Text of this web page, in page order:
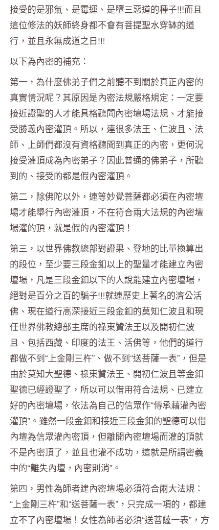
接受的是邪氣、是霉運、是墮三惡道的種子!!!而且
這位修法的妖師終身都不會有菩提聖水穿缽的道
行，並且永無成道之日!!!
以下為內密的補充：
第一，為什麼佛弟子們之前聽不到關於真正內密的
真實情況呢？其原因是內密法規嚴格規定：一定要
接近證聖的人才能具格聽聞內密壇場法規、才能接
受勝義內密灌頂。所以，連很多法王、仁波且、法
師、上師們都沒有資格聽聞到真正的內密，更何況
接受灌頂成為內密弟子？因此普通的佛弟子，所聽
到的、接受的都是假內密灌頂。
第二，除佛陀以外，連等妙覺菩薩都必須在內密壇
場才能舉行內密灌頂，不在符合兩大法規的內密壇
場灌的頂，就是假的內密灌頂！
第三，以世界佛教總部對證果、登地的比量換算出
的段位，至少要三段金釦以上的聖量才能建立內密
壇場，凡是三段金釦以下的人說能建立內密壇場，
絕對是百分之百的騙子!!!就連歷史上著名的濟公活
佛、現在道行高深接近三段金釦的莫知仁波且和現
任世界佛教總部主席的祿東贊法王以及開初仁波
且、包括西藏、印度的法王、活佛等，他們的道行
都做不到“上金剛三杵”、做不到“送菩薩一表”，但是
由於莫知大聖德、祿東贊法王、開初仁波且等金釦
聖德已經證聖了，所以可以借用符合法規、已建立
好的內密壇場，依法為自己的信眾作“傳承藉灌內密
灌頂”。雖然一段金釦和接近三段金釦的聖德可以借
內壇為信眾灌內密頂，但離開內密壇場而灌的頂就
不是內密頂了，並且也灌不成功，這就是所謂密義
中的“離失內壇，內密則消”。
第四，男性為師者建內密壇場必須符合兩大法規：
“上金剛三杵”和“送菩薩一表”，只完成一項的，都建
立不了內密壇場！女性為師者必須“送菩薩一表”，方